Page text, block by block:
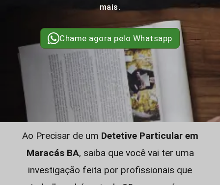
mais.
Chame agora pelo Whatsapp
Ao Precisar de um Detetive Particular em
Maracás BA, saiba que você vai ter uma
investigação feita por profissionais que